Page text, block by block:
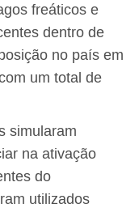
freáticos e
dentro de
no país em
um total de
simularam
na ativação
do
utilizados